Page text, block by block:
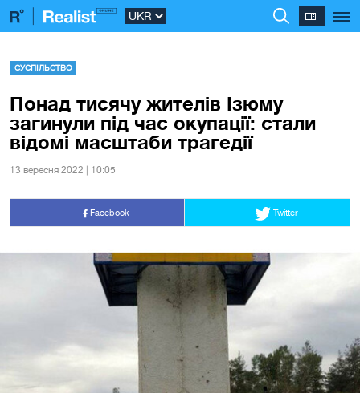
СУСПІЛЬСТВО
Понад тисячу жителів Ізюму
загинули під час окупації: стали
відомі масштаби трагедії
13 вересня 2022 | 10:05
Facebook Twitter